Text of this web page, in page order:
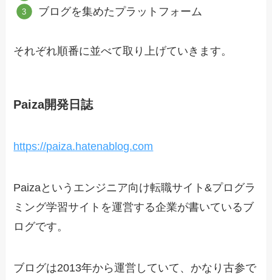
ブログを集めたプラットフォーム
それぞれ順番に並べて取り上げていきます。
Paiza開発日誌
https://paiza.hatenablog.com
Paizaというエンジニア向け転職サイト&プログラ
ミング学習サイトを運営する企業が書いているブ
ログです。
ブログは2013年から運営していて、かなり古参で